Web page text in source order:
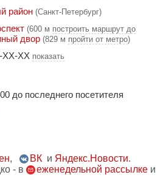
район (Санкт-Петербург)
(600 м построить маршрут до
двор (829 м пройти от метро)
XX-XX показать
до последнего посетителя
, ВК и Яндекс.Новости.
- в
еженедельной рассылке и